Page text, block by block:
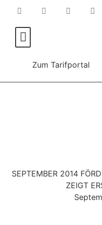
Zum Tarifportal
SEPTEMBER 2014
ZEIGT